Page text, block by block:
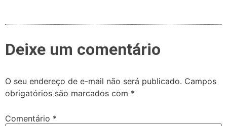
Deixe um comentário
O seu endereço de e-mail não será publicado. Campos
obrigatórios são marcados com *
Comentário *